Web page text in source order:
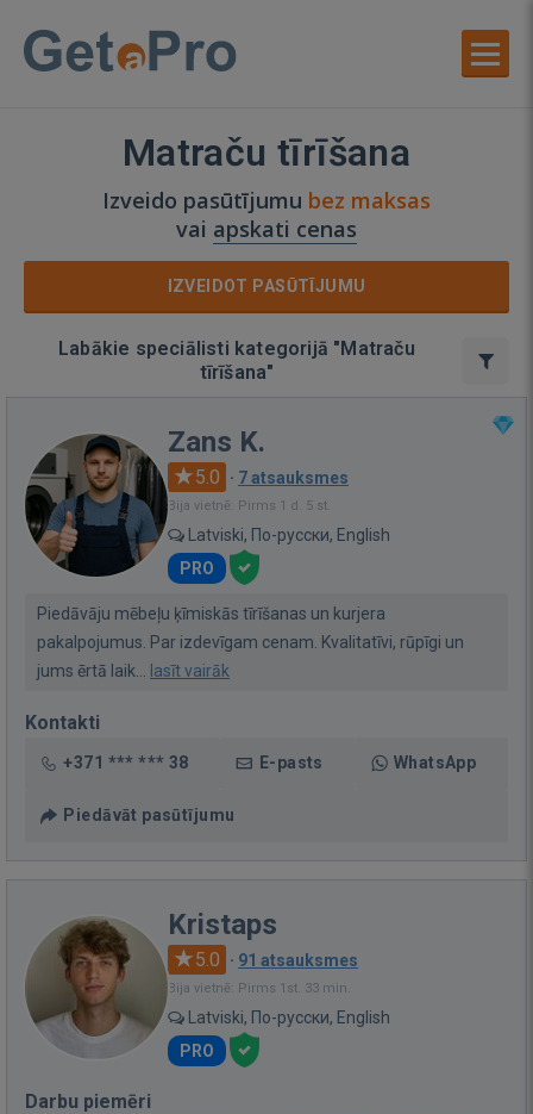
Matraču tīrīšana
Izveido pasūtījumu bez maksas
vai apskati cenas
IZVEIDOT PASŪTĪJUMU
Labākie speciālisti kategorijā "Matraču
tīrīšana"
Zans K.
5.0 · 7 atsauksmes
Bija vietnē: Pirms 1 d. 5 st.
Latviski, По-русски, English
PRO
Piedāvāju mēbeļu ķīmiskās tīrīšanas un kurjera
pakalpojumus. Par izdevīgam cenam. Kvalitatīvi, rūpīgi un
jums ērtā laik...
lasīt vairāk
Kontakti
+371 *** *** 38 E-pasts WhatsApp
Piedāvāt pasūtījumu
Kristaps
5.0 · 91 atsauksmes
Bija vietnē: Pirms 1st. 33 min.
Latviski, По-русски, English
PRO
Darbu piemēri